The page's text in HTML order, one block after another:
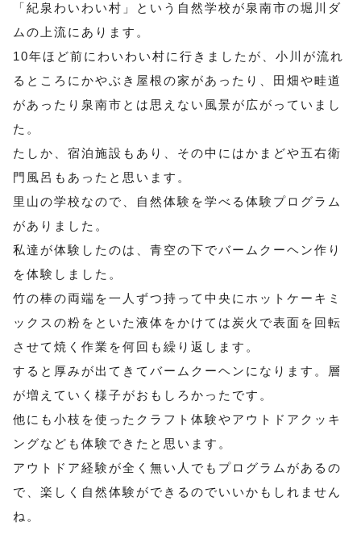
「紀泉わいわい村」という自然学校が泉南市の堀川ダ
ムの上流にあります。
10年ほど前にわいわい村に行きましたが、小川が流れ
るところにかやぶき屋根の家があったり、田畑や畦道
があったり泉南市とは思えない風景が広がっていまし
た。
たしか、宿泊施設もあり、その中にはかまどや五右衛
門風呂もあったと思います。
里山の学校なので、自然体験を学べる体験プログラム
がありました。
私達が体験したのは、青空の下でバームクーヘン作り
を体験しました。
竹の棒の両端を一人ずつ持って中央にホットケーキミ
ックスの粉をといた液体をかけては炭火で表面を回転
させて焼く作業を何回も繰り返します。
すると厚みが出てきてバームクーヘンになります。層
が増えていく様子がおもしろかったです。
他にも小枝を使ったクラフト体験やアウトドアクッキ
ングなども体験できたと思います。
アウトドア経験が全く無い人でもプログラムがあるの
で、楽しく自然体験ができるのでいいかもしれません
ね。